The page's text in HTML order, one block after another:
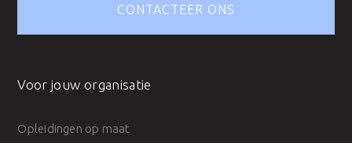
CONTACTEER ONS
Voor jouw organisatie
Opleidingen op maat